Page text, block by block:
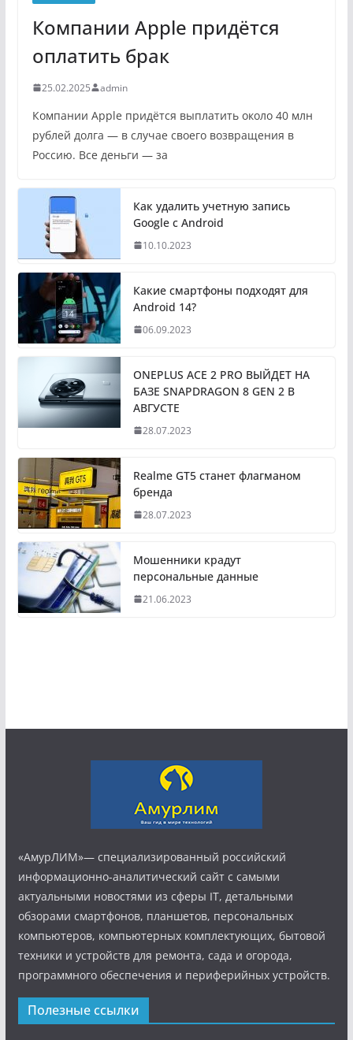
Компании Apple придётся
оплатить брак
25.02.2025 admin
Компании Apple придётся выплатить около 40 млн
рублей долга — в случае своего возвращения в
Россию. Все деньги — за
Как удалить учетную запись
Google с Android
10.10.2023
Какие смартфоны подходят для
Android 14?
06.09.2023
ONEPLUS ACE 2 PRO ВЫЙДЕТ НА
БАЗЕ SNAPDRAGON 8 GEN 2 В
АВГУСТЕ
28.07.2023
Realme GT5 станет флагманом
бренда
28.07.2023
Мошенники крадут
персональные данные
21.06.2023
«АмурЛИМ»— специализированный российский
информационно-аналитический сайт с самыми
актуальными новостями из сферы IT, детальными
обзорами смартфонов, планшетов, персональных
компьютеров, компьютерных комплектующих, бытовой
техники и устройств для ремонта, сада и огорода,
программного обеспечения и периферийных устройств.
Полезные ссылки